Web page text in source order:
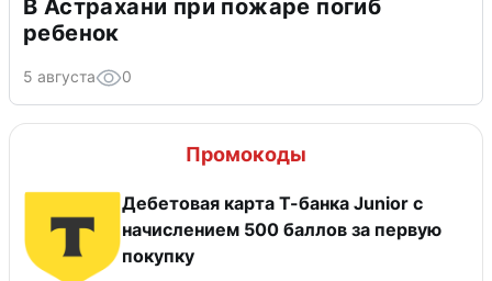
В Астрахани при пожаре погиб
ребенок
5 августа 0
Промокоды
Дебетовая карта Т-банка Junior c
начислением 500 баллов за первую
покупку